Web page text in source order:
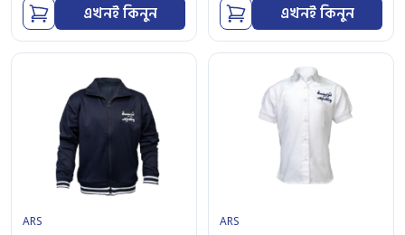
এখনই কিনুন এখনই কিনুন
ARS ARS